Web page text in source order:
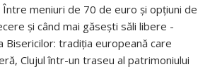
Între meniuri de 70 de euro și opțiuni de
și când mai găsești săli libere -
Bisericilor: tradiția europeană care
Clujul într-un traseu al patrimoniului